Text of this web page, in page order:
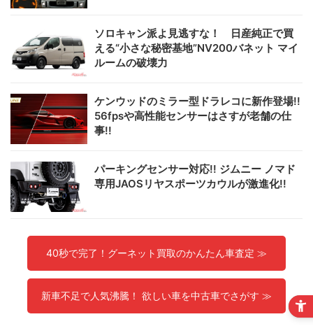
ソロキャン派よ見逃すな！ 日産純正で買
える“小さな秘密基地”NV200バネット マイ
ルームの破壊力
ケンウッドのミラー型ドラレコに新作登場!!
56fpsや高性能センサーはさすが老舗の仕
事!!
パーキングセンサー対応!! ジムニー ノマド
専用JAOSリヤスポーツカウルが激進化!!
40秒で完了！グーネット買取のかんたん車査定 ≫
新車不足で人気沸騰！ 欲しい車を中古車でさがす ≫